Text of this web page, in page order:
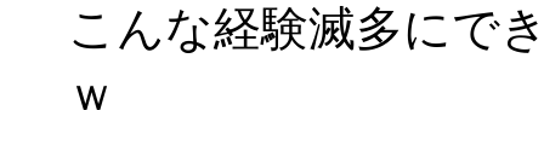
こんな経験滅多にで
ｗ